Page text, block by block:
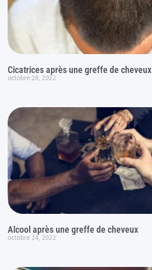
Cicatrices après une greffe de cheveux
octobre 28, 2022
Alcool après une greffe de cheveux
octobre 14, 2022